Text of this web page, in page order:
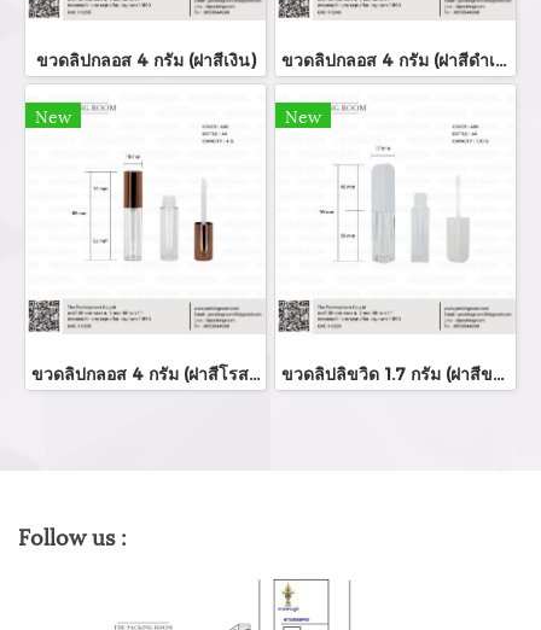
ขวดลิปกลอส 4 กรัม (ฝาสีเงิน) ขวดลิปกลอส 4 กรัม (ฝาสีดำเงา)
New
ขวดลิปกลอส 4 กรัม (ฝาสีโรสโกล์ด)
New
ขวดลิปลิขวิด 1.7 กรัม (ฝาสีขาว)
Follow us :